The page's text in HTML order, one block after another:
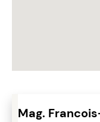
Mag.